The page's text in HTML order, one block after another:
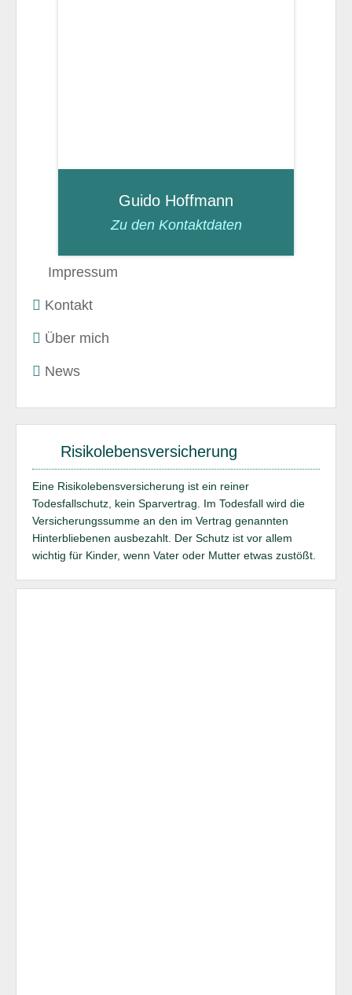
Guido Hoffmann
Zu den Kontaktdaten
Impressum
Kontakt
Über mich
News
Risikolebensversicherung
Eine Risikolebensversicherung ist ein reiner
Todesfallschutz, kein Sparvertrag. Im Todesfall wird die
Versicherungssumme an den im Vertrag genannten
Hinterbliebenen ausbezahlt. Der Schutz ist vor allem
wichtig für Kinder, wenn Vater oder Mutter etwas zustößt.